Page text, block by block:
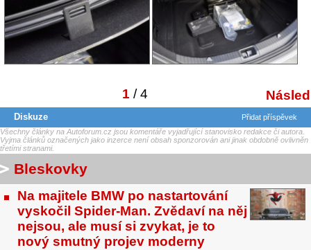
1 / 4
Diskuze
Přidat příspěvek
Všechny články na Autoforum.cz jsou komentáře vyjadřující stanovisko redakce či autora.
Vyjma článků označených jako inzerce není obsah sponzorován ani jinak obdobně ovlivněn
třetími stranami.
Bleskovky
Na majitele BMW po nastartování
vyskočil Spider-Man. Zvědaví na něj
nejsou, ale musí si zvykat, je to
nový smutný projev moderny